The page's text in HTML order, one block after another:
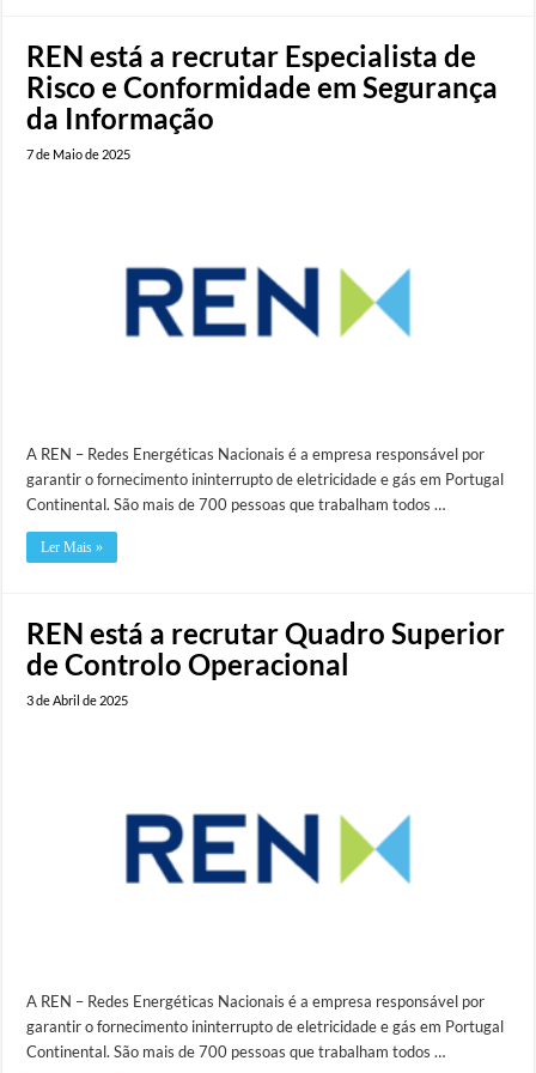
REN está a recrutar Especialista de
Risco e Conformidade em Segurança
da Informação
7 de Maio de 2025
A REN – Redes Energéticas Nacionais é a empresa responsável por
garantir o fornecimento ininterrupto de eletricidade e gás em Portugal
Continental. São mais de 700 pessoas que trabalham todos …
Ler Mais »
REN está a recrutar Quadro Superior
de Controlo Operacional
3 de Abril de 2025
A REN – Redes Energéticas Nacionais é a empresa responsável por
garantir o fornecimento ininterrupto de eletricidade e gás em Portugal
Continental. São mais de 700 pessoas que trabalham todos …